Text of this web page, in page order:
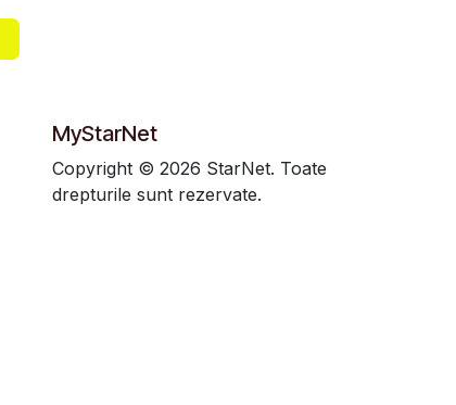
MyStarNet
Copyright © 2026 StarNet. Toate
drepturile sunt rezervate.